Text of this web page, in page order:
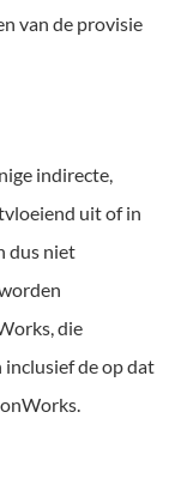
van de provisie
indirecte,
uit of in
dus niet
die
inclusief de op dat